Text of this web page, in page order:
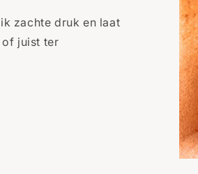
zachte druk en laat
of juist ter